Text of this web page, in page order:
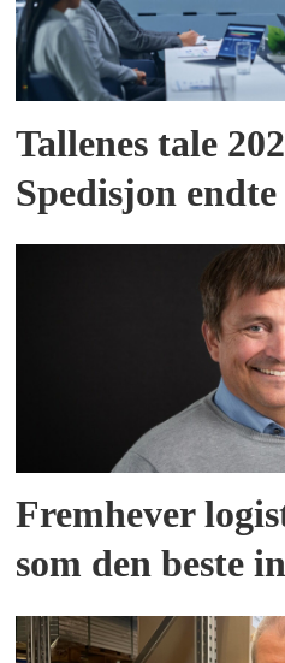
Tallenes tale
Spedisjon
Fremhever
som den beste